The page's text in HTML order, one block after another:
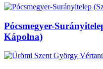
Pócsmegyer-
Kápolna)